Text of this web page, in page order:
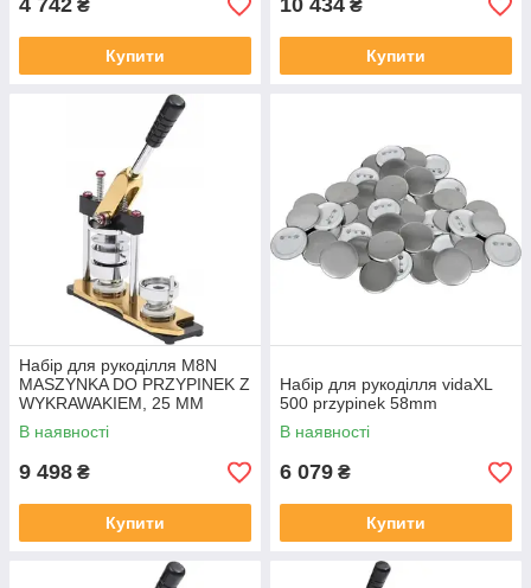
4 742 ₴
Купити
10 434 ₴
Купити
Набір для рукоділля M8N
MASZYNKA DO PRZYPINEK Z
WYKRAWAKIEM, 25 MM
В наявності
9 498 ₴
Купити
Набір для рукоділля vidaXL
500 przypinek 58mm
В наявності
6 079 ₴
Купити